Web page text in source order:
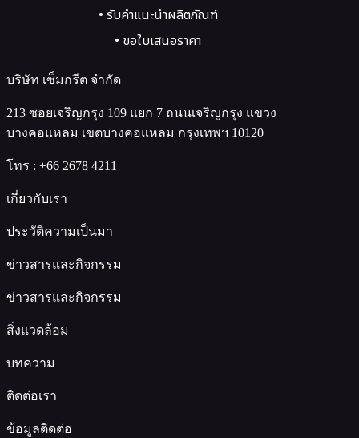
• รับคำแนะนำผลิตภัณฑ์
• ขอใบเสนอราคา
บริษัท เซ็มกรีต จำกัด
213 ซอยเจริญกรุง 109 แยก 7 ถนนเจริญกรุง แขวง
บางคอแหลม เขตบางคอแหลม กรุงเทพฯ 10120
โทร : +66 2678 4211
เกี่ยวกับเรา
ประวัติความเป็นมา
ข่าวสารและกิจกรรม
ข่าวสารและกิจกรรม
สิ่งแวดล้อม
บทความ
ติดต่อเรา
ข้อมูลติดต่อ